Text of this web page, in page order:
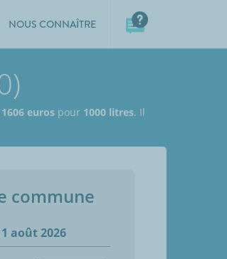
NOUS CONNAÎTRE
1606 euros pour 1000 litres. Il
commune
août 2026